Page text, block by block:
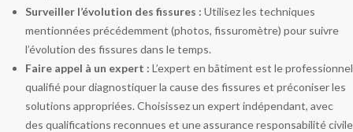
Surveiller l’évolution des fissures : Utilisez les techniques
mentionnées précédemment (photos, fissuromètre) pour suivre
l’évolution des fissures dans le temps.
Faire appel à un expert : L’expert en bâtiment est le professionnel
qualifié pour diagnostiquer la cause des fissures et préconiser les
solutions appropriées. Choisissez un expert indépendant, avec
des qualifications reconnues et une assurance responsabilité civile